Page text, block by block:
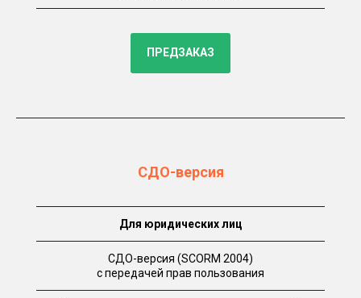
ПРЕДЗАКАЗ
СДО-версия
Для юридических лиц
СДО-версия (SCORM 2004)
с передачей прав пользования